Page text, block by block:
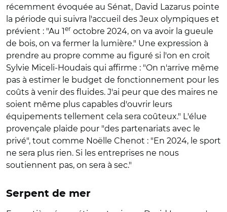
récemment évoquée au Sénat, David Lazarus pointe
la période qui suivra l'accueil des Jeux olympiques et
prévient : "Au 1er octobre 2024, on va avoir la gueule
de bois, on va fermer la lumière." Une expression à
prendre au propre comme au figuré si l'on en croit
Sylvie Miceli-Houdais qui affirme : "On n'arrive même
pas à estimer le budget de fonctionnement pour les
coûts à venir des fluides. J'ai peur que des maires ne
soient même plus capables d'ouvrir leurs
équipements tellement cela sera coûteux." L'élue
provençale plaide pour "des partenariats avec le
privé", tout comme Noëlle Chenot : "En 2024, le sport
ne sera plus rien. Si les entreprises ne nous
soutiennent pas, on sera à sec."
Serpent de mer